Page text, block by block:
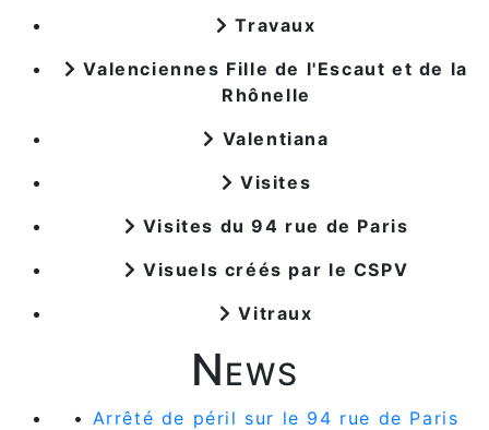
Travaux
Valenciennes Fille de l'Escaut et de la
Rhônelle
Valentiana
Visites
Visites du 94 rue de Paris
Visuels créés par le CSPV
Vitraux
News
• Arrêté de péril sur le 94 rue de Paris